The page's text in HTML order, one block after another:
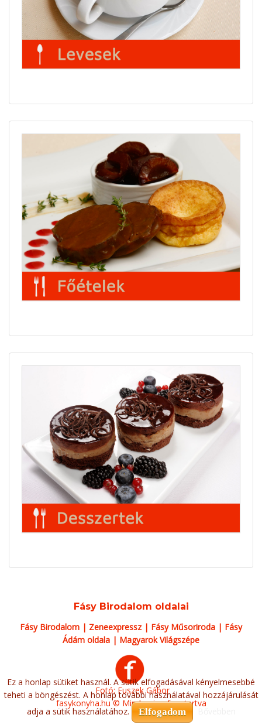
Fásy Birodalom oldalai
Fásy Birodalom | Zeneexpressz| Fásy Műsoriroda | Fásy
Ádám oldala | Magyarok Világszépe
Fotó: Fuszek Gábor
fasykonyha.hu © Minden jog fenntartva
Ez a honlap sütiket használ. A sütik elfogadásával kényelmesebbé
teheti a böngészést. A honlap további használatával hozzájárulását
adja a sütik használatához.
Elfogadom